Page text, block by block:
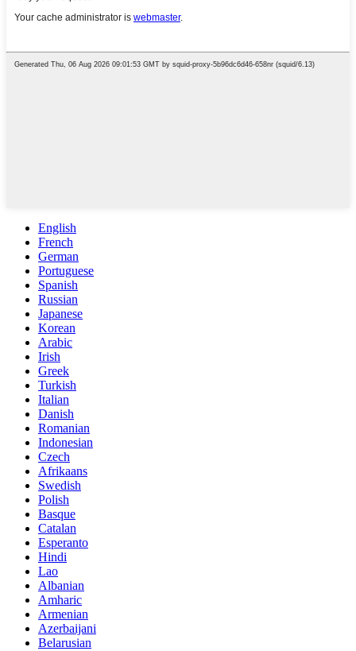
English
French
German
Portuguese
Spanish
Russian
Japanese
Korean
Arabic
Irish
Greek
Turkish
Italian
Danish
Romanian
Indonesian
Czech
Afrikaans
Swedish
Polish
Basque
Catalan
Esperanto
Hindi
Lao
Albanian
Amharic
Armenian
Azerbaijani
Belarusian